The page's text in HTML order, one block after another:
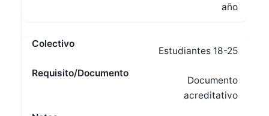
año
Estudiantes 18-25
Documento
acreditativo